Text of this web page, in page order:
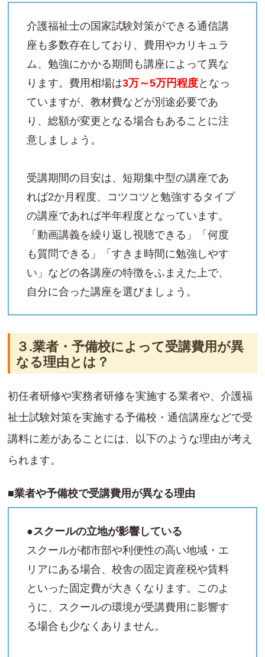
介護福祉士の国家試験対策ができる通信講
座も多数存在しており、費用やカリキュラ
ム、勉強にかかる期間も講座によって異な
ります。費用相場は3万～5万円程度となっ
ていますが、教材費などが別途必要であ
り、総額が変更となる場合もあることに注
意しましょう。
受講期間の目安は、短期集中型の講座であ
れば2か月程度、コツコツと勉強するタイプ
の講座であれば半年程度となっています。
「動画講義を繰り返し視聴できる」「何度
も質問できる」「すきま時間に勉強しやす
い」などの各講座の特徴をふまえた上で、
自分に合った講座を選びましょう。
３.業者・予備校によって受講費用が異
なる理由とは？
初任者研修や実務者研修を実施する業者や、介護福
祉士試験対策を実施する予備校・通信講座などで受
講料に差があることには、以下のような理由が考え
られます。
■業者や予備校で受講費用が異なる理由
●スクールの立地が影響している
スクールが都市部や利便性の高い地域・エ
リアにある場合、校舎の固定資産税や賃料
といった固定費が大きくなります。このよ
うに、スクールの環境が受講費用に影響す
る場合も少なくありません。